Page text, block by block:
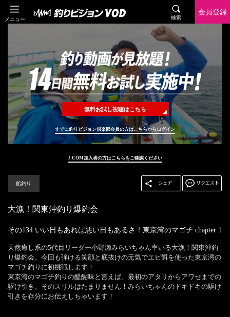
メニュー 検索
会員登録
無料お試し視聴はこちら
すでに釣りビジョン倶楽部会員の方はこちらからログイン
J:COM加入者の方はこちらをご確認ください
船釣り
大漁！関東沖釣り爆釣会
その134 いい日もあれば悪い日もあるさ！東京湾のマゴチ chapter 1
天然癒し系の5代目リーダー小野瀬みらいちゃん率いる大漁！関東沖釣
り爆釣会。今回も弾ける笑顔と底抜けの元気でエビ餌を使った東京湾の
マゴチ釣りに初挑戦します！
東京湾のマゴチ釣りの醍醐味と言えば、最初のアタリからアワセまでの
駆け引き。そのスリルはたまりません！みらいちゃんのドキドキの駆け
引きを存分にお伝えしちゃいます！